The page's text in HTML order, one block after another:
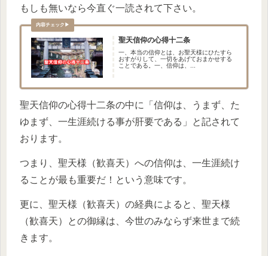
もしも無いなら今直ぐ一読されて下さい。
聖天信仰の心得十二条
一、本当の信仰とは、お聖天様にひたすら
おすがりして、一切をあげておまかせする
ことである。一、信仰は、...
聖天信仰の心得十二条の中に「信仰は、うまず、た
ゆまず、一生涯続ける事が肝要である」と記されて
おります。
つまり、聖天様（歓喜天）への信仰は、一生涯続け
ることが最も重要だ！という意味です。
更に、聖天様（歓喜天）の経典によると、聖天様
（歓喜天）との御縁は、今世のみならず来世まで続
きます。